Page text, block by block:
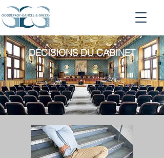
DÉCISIONSDU CABINET